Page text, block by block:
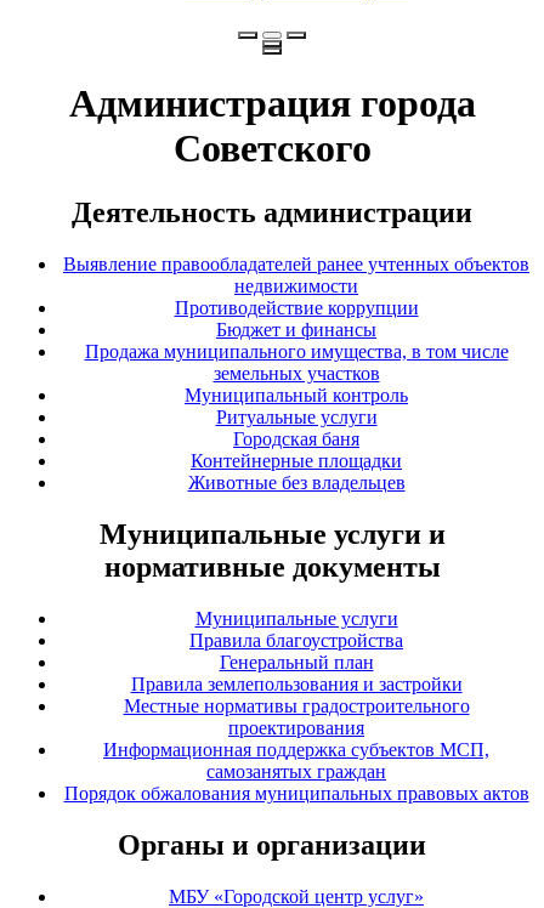
Администрация города
Советского
Деятельность администрации
Выявление правообладателей ранее учтенных объектов
недвижимости
Противодействие коррупции
Бюджет и финансы
Продажа муниципального имущества, в том числе
земельных участков
Муниципальный контроль
Ритуальные услуги
Городская баня
Контейнерные площадки
Животные без владельцев
Муниципальные услуги и
нормативные документы
Муниципальные услуги
Правила благоустройства
Генеральный план
Правила землепользования и застройки
Местные нормативы градостроительного
проектирования
Информационная поддержка субъектов МСП,
самозанятых граждан
Порядок обжалования муниципальных правовых актов
Органы и организации
МБУ «Городской центр услуг»